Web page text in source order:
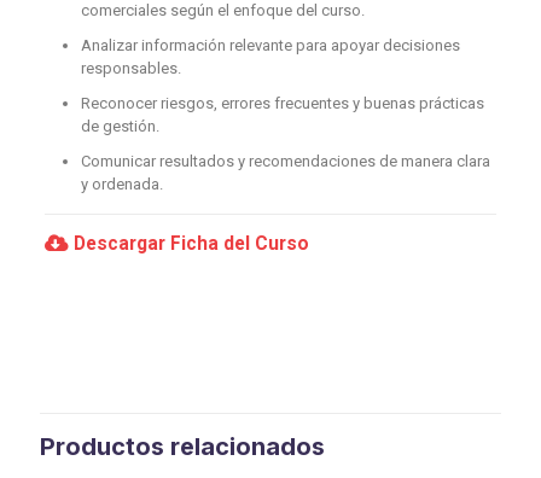
comerciales según el enfoque del curso.
Analizar información relevante para apoyar decisiones
responsables.
Reconocer riesgos, errores frecuentes y buenas prácticas
de gestión.
Comunicar resultados y recomendaciones de manera clara
y ordenada.
Descargar Ficha del Curso
Productos relacionados